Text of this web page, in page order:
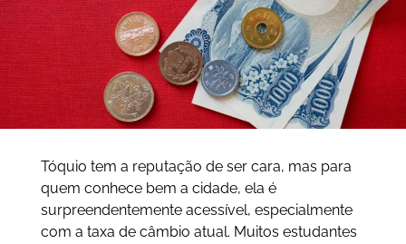
Tóquio tem a reputação de ser cara, mas para
quem conhece bem a cidade, ela é
surpreendentemente acessível, especialmente
com a taxa de câmbio atual. Muitos estudantes